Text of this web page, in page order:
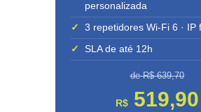
personalizada
✓ 3 repetidores Wi-Fi 6 · IP
✓ SLA de até 12h
de R$ 639,70
R$519,90